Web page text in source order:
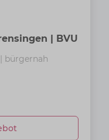
| BVU
bürgernah